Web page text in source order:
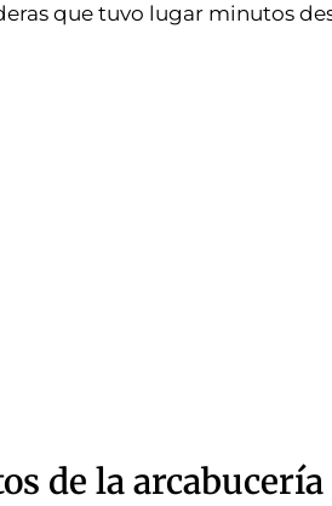
que tuvo lugar minutos
de la